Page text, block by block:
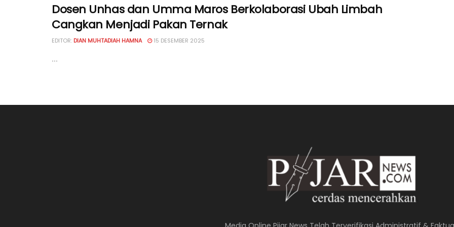
Dosen Unhas dan Umma Maros Berkolaborasi Ubah Limbah
Cangkan Menjadi Pakan Ternak
EDITOR: DIAN MUHTADIAH HAMNA 15 DESEMBER 2025